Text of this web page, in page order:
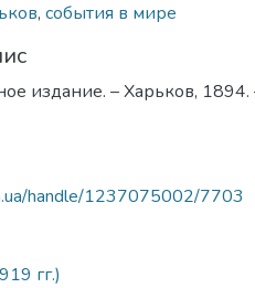
, события в мире
издание. – Харьков,
handle/1237075002/7703
гг.)